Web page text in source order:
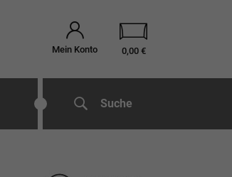
Mein Konto 0,00 €
Suche